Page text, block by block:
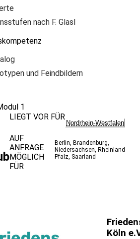
nach F. Glasl
und Feindbildern
1
LIEGT VOR FÜR
Nordrhein-Westfalen
AUF
ANFRAGE
MÖGLICH
FÜR
Berlin, Brandenburg,
Niedersachsen, Rheinland-
Pfalz, Saarland
Köln